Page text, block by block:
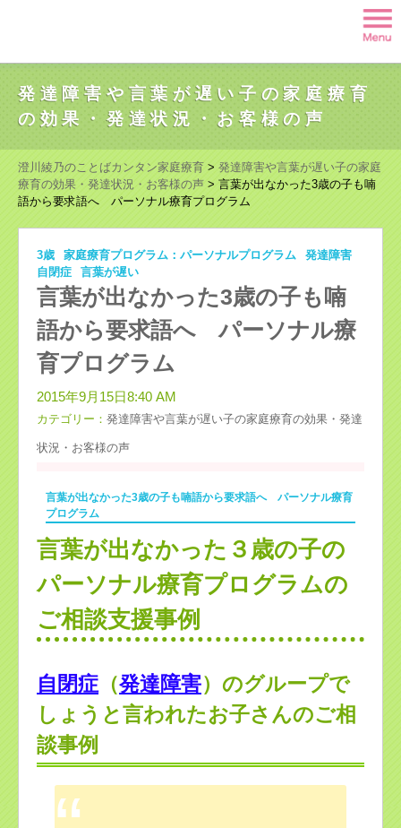
発達障害や言葉が遅い子の家庭療育
の効果・発達状況・お客様の声
澄川綾乃のことばカンタン家庭療育 > 発達障害や言葉が遅い子の家庭
療育の効果・発達状況・お客様の声 > 言葉が出なかった3歳の子も喃
語から要求語へ パーソナル療育プログラム
3歳 家庭療育プログラム：パーソナルプログラム
発達障害
自閉症
言葉が遅い
言葉が出なかった3歳の子も喃
語から要求語へ パーソナル療
育プログラム
2015年9月15日8:40 AM
カテゴリー： 発達障害や言葉が遅い子の家庭療育の効果・発達
状況・お客様の声
言葉が出なかった3歳の子も喃語から要求語へ パーソナル療育
プログラム
言葉が出なかった３歳の子の
パーソナル療育プログラムの
ご相談支援事例
自閉症 （発達障害）のグループで
しょうと言われたお子さんのご相
談事例